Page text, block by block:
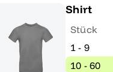
Shirt
Stück
1 - 9
10 - 60